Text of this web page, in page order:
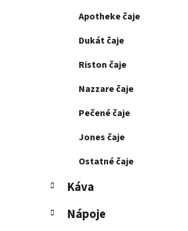
Apotheke čaje
Dukát čaje
Riston čaje
Nazzare čaje
Pečené čaje
Jones čaje
Ostatné čaje
Káva
Nápoje